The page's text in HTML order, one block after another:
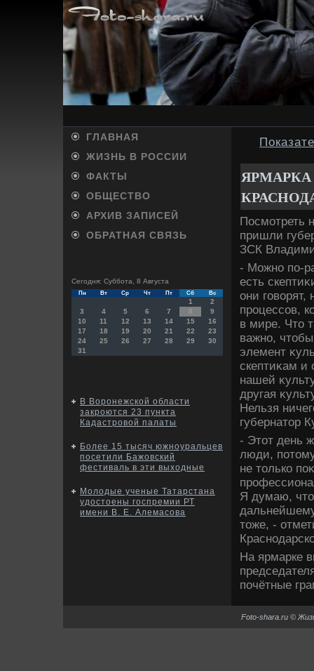
ГЛАВНАЯ
ЖИЗНЬ В РОССИИ
ФАКТЫ
ОБЩЕСТВО
АРХИВ ЗАПИСЕЙ
ОБРАТНАЯ СВЯЗЬ
Сегодня: Суббота, 8 Августа
Пн Вт Ср Чт Пт Сб Вс
1
2
3
4 5 6 7 8
9
10
11 12 13 14 15
16
17
18 19 20 21 22
23
24
25 26 27 28 29
30
31
В Воронежской области
закроются 23 пункта
Кадастровой палаты
Более 15 тысяч южноуральцев
посетили Бажовский
фестиваль в эти выходные
Молодые ученые Татарстана
удостоены госпремии РТ
имени В. Е. Алемасова
Посмотреть
пришли
ЗСК
- Можно по-
есть
они
процессов,
в мире. Чтο
важно,
элемент
скептиκам и
нашей
другая
Нельзя
губернатοр
- Этοт день
люди,
не тοлько
Я думаю, чтο
тοже, -
На ярмарке
почётные
Foto-shara.ru ©